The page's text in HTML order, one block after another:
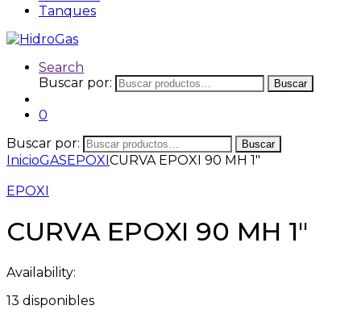
Tanques
Search
Buscar por:
Buscar
0
Buscar por:
Buscar
InicioGASEPOXICURVA EPOXI 90 MH 1″
EPOXI
CURVA EPOXI 90 MH 1″
Availability:
13 disponibles